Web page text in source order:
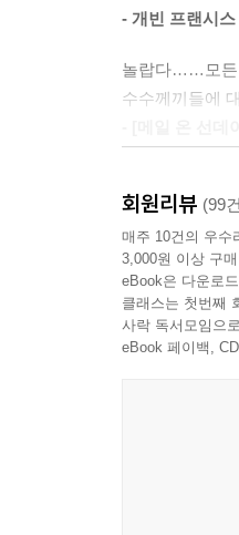
수수께끼라고
정자와 난자가
수도 있는 통
감기와 독감에
걱정거리가 아
우리의 찬사
발견으로 인해
우리의 결말을
잃지 않고, 꼭
잘못 알고 있
- 개빈 프랜시
놀랍다……모든
수수께끼들에
소화시키고 있
- [선데이 타임
회원리뷰 (99
매주 10건의 우수
3,000원 이상 구
eBook은 다운로
클래스는 첫번째
사락 독서모임으
eBook 페이백,